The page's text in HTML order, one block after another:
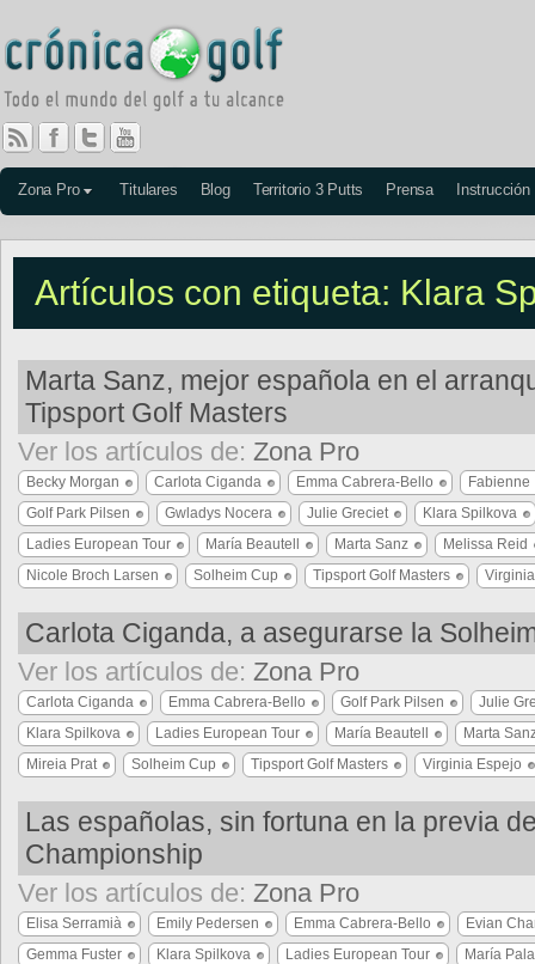
Zona Pro Titulares Blog Territorio 3 Putts Prensa Instrucción
Artículos con etiqueta: Klara
Marta Sanz, mejor española en el
Tipsport Golf Masters
Ver los artículos de: Zona Pro
Becky Morgan Carlota Ciganda Emma Cabrera-Bello
Fabienne
Golf Park Pilsen
Gwladys Nocera Julie Greciet
Klara Spilkova
Ladies European Tour
María Beautell Marta Sanz
Melissa Reid
Nicole Broch Larsen
Solheim Cup Tipsport Golf Masters
Carlota Ciganda, a asegurarse la
Ver los artículos de: Zona Pro
Carlota Ciganda Emma Cabrera-Bello Golf Park Pilsen
Julie
Klara Spilkova
Ladies European Tour María Beautell
Marta
Mireia Prat
Solheim Cup Tipsport Golf Masters Virginia Espejo
Las españolas, sin fortuna en la previa
Championship
Ver los artículos de: Zona Pro
Elisa Serramià Emily Pedersen Emma Cabrera-Bello
Evian
Gemma Fuster
Klara Spilkova Ladies European Tour
María